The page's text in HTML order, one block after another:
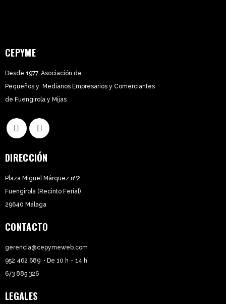
CEPYME
Desde 1977. Asociación de
Pequeños y Medianos Empresarios y Comerciantes
de Fuengirola y Mijas
DIRECCIÓN
Plaza Miguel Márquez nº2
Fuengirola (Recinto Ferial)
29640 Málaga
CONTACTO
gerencia@cepymeweb.com
952 462 689 • De 10 h – 14 h
673 885 326
LEGALES